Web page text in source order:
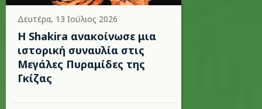
Δευτέρα, 13 Ιούλιος 2026
Η Shakira ανακοίνωσε μια
ιστορική συναυλία στις
Μεγάλες Πυραμίδες της
Γκίζας